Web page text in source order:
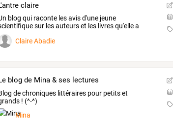
claire
blog qui raconte les avis d'une jeune
sur les auteurs et les livres qu'elle a
lus.
Claire Abadie
blog de Mina & ses lectures
de chroniques littéraires pour petits et
! (^-^)
Mina